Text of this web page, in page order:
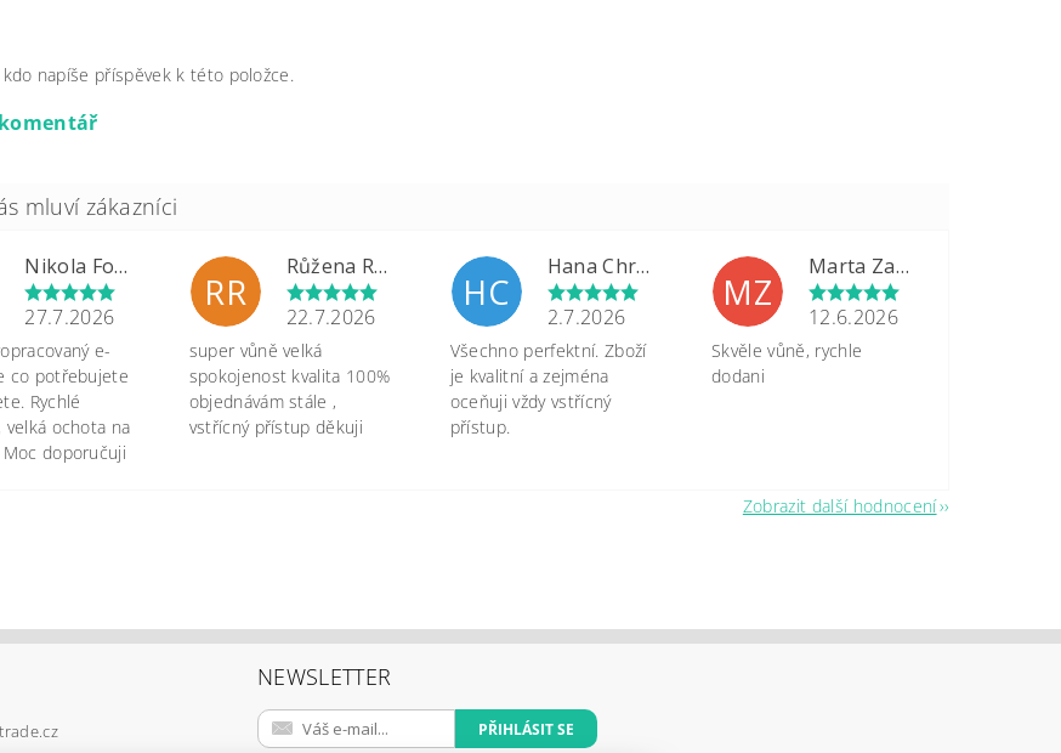
napíše příspěvek k této položce.
Nikola Formánková Dvořáková
27.7.2026
e-
co potřebujete
Rychlé
velká ochota na
doporučuji
RR
Růžena Rypková
22.7.2026
super vůně velká
spokojenost kvalita 100%
objednávám stále ,
vstřícný přístup děkuji
HC
Hana Chrastinová
2.7.2026
Všechno perfektní. Zboží
je kvalitní a zejména
oceňuji vždy vstřícný
přístup.
MZ
Marta Zapletalová
12.6.2026
Skvěle vůně, rychle
dodani
Zobrazit další hodnocení
NEWSLETTER